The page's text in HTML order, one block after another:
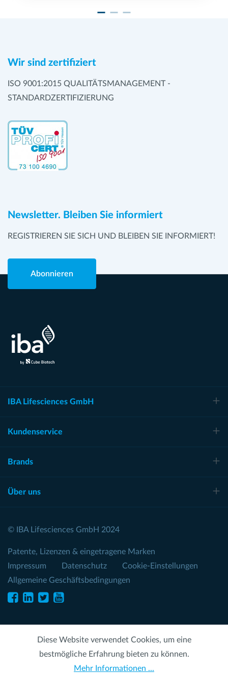
Wir sind zertifiziert
ISO 9001:2015 QUALITÄTSMANAGEMENT -
STANDARDZERTIFIZIERUNG
Newsletter. Bleiben Sie informiert
REGISTRIEREN SIE SICH UND BLEIBEN SIE INFORMIERT!
Abonnieren
IBA Lifesciences GmbH
Kundenservice
Brands
Über uns
© IBA Lifesciences GmbH 2024
Patente, Lizenzen & eingetragene Marken
Impressum
Datenschutz
Cookie-Einstellungen
Allgemeine Geschäftsbedingungen
Diese Website verwendet Cookies, um eine
bestmögliche Erfahrung bieten zu können.
Mehr Informationen ...